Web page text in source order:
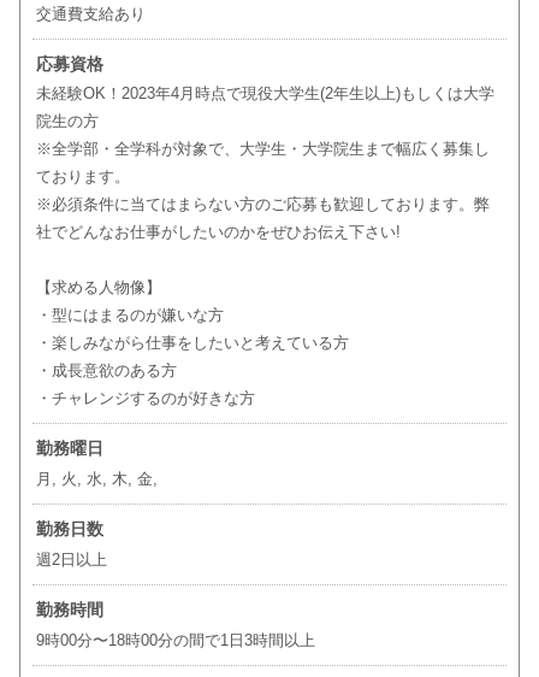
交通費支給あり
応募資格
未経験OK！2023年4月時点で現役大学生(2年生以上)もしくは大学
院生の方
※全学部・全学科が対象で、大学生・大学院生まで幅広く募集し
ております。
※必須条件に当てはまらない方のご応募も歓迎しております。弊
社でどんなお仕事がしたいのかをぜひお伝え下さい!
【求める人物像】
・型にはまるのが嫌いな方
・楽しみながら仕事をしたいと考えている方
・成長意欲のある方
・チャレンジするのが好きな方
勤務曜日
月, 火, 水, 木, 金,
勤務日数
週2日以上
勤務時間
9時00分〜18時00分の間で1日3時間以上